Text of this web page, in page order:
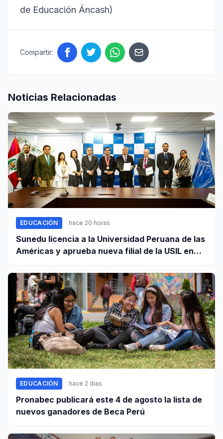
de Educación Áncash)
Compartir:
Noticias Relacionadas
EDUCACIÓN hace 20 horas
Sunedu licencia a la Universidad Peruana de las
Américas y aprueba nueva filial de la USIL en
EDUCACIÓN hace 2 días
Pronabec publicará este 4 de agosto la lista de
nuevos ganadores de Beca Perú